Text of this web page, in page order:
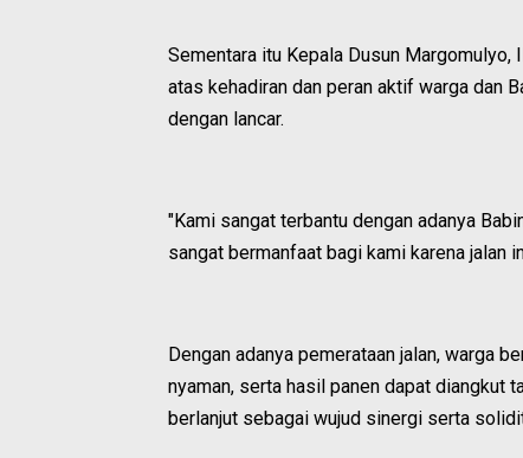
Sementara itu Kepala Dusun
atas kehadiran dan peran aktif warga dan
dengan lancar.
"Kami sangat terbantu dengan adanya
sangat bermanfaat bagi kami karena jalan
Dengan adanya pemerataan jalan, warga
nyaman, serta hasil panen dapat diangkut
berlanjut sebagai wujud sinergi serta